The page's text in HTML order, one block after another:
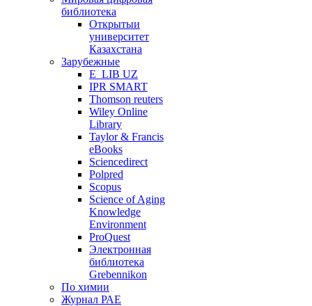
библиотека
Открытыи
университет
Казахстана
Зарубежные
E_LIB UZ
IPR SMART
Thomson reuters
Wiley Online
Library
Taylor & Francis
eBooks
Sciencedirect
Polpred
Scopus
Science of Aging
Knowledge
Environment
ProQuest
Электронная
библиотека
Grebennikon
По химии
Журнал РАЕ